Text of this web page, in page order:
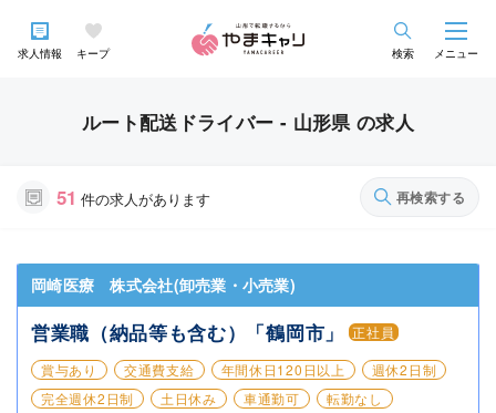
求人情報 キープ 検索 メニュー
ルート配送ドライバー - 山形県 の求人
51 件の求人があります 再検索する
岡崎医療 株式会社(卸売業・小売業)
営業職（納品等も含む）「鶴岡市」
正社員
賞与あり
交通費支給 年間休日120日以上
週休2日制
完全週休2日制
土日休み 車通勤可 転勤なし